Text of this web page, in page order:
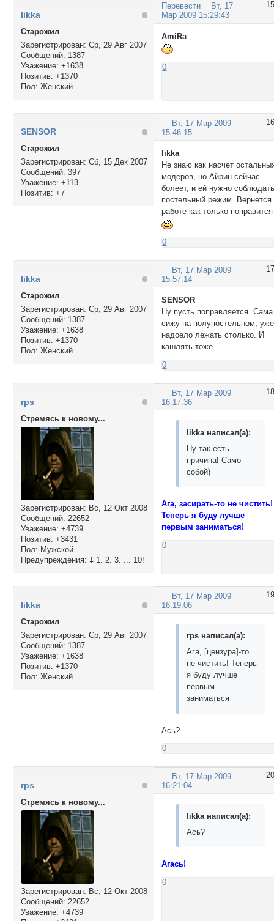
Перевести 15
Вт, 17
Мар 2009 15:29:43
likka
Cтарожил
Зарегистрирован: Ср, 29 Авг 2007
Сообщений: 1387
Уважение: +1638
Позитив: +1370
Пол: Женский
AmiRa
0
16
Вт, 17 Мар 2009
15:46:15
SENSOR
Cтарожил
Зарегистрирован: Сб, 15 Дек 2007
Сообщений: 397
Уважение: +113
Позитив: +7
likka
Не знаю как насчет
модеров, но Айрин сейчас
болеет, и ей нужно
постельный режим. Вернется
работе как только поправится
0
17
Вт, 17 Мар 2009
15:57:14
likka
Cтарожил
Зарегистрирован: Ср, 29 Авг 2007
Сообщений: 1387
Уважение: +1638
Позитив: +1370
Пол: Женский
SENSOR
Ну пусть поправляется. Сама
сижу на полупостельном, уже
надоело лежать столько. И
кашлять тоже.
0
18
Вт, 17 Мар 2009
16:17:36
rps
Стремясь к новому...
Зарегистрирован: Вс, 12 Окт 2008
Сообщений: 22652
Уважение: +4739
Позитив: +3431
Пол: Мужской
Предупреждения: ‡ 1. 2. 3. ... 10!
likka написал(а):
Ну так есть
причина! Само
собой)
Ага, засирать-то не чистить!
Теперь я буду лучше
первым заниматься!
0
19
Вт, 17 Мар 2009
16:19:06
likka
Cтарожил
Зарегистрирован: Ср, 29 Авг 2007
Сообщений: 1387
Уважение: +1638
Позитив: +1370
Пол: Женский
rps написал(а):
Ага, [цензура]-то
не чистить! Теперь
я буду лучше
первым
заниматься
Ась?
0
20
Вт, 17 Мар 2009
16:21:04
rps
Стремясь к новому...
Зарегистрирован: Вс, 12 Окт 2008
Сообщений: 22652
Уважение: +4739
likka написал(а):
Ась?
Агась!
0